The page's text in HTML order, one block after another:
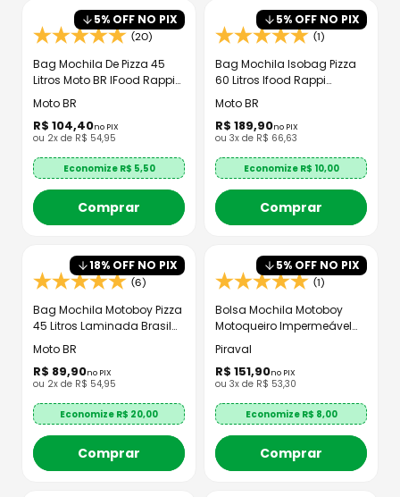
capacete aberto
5% OFF NO PIX
(20)
Bag Mochila De Pizza 45
Litros Moto BR IFood Rappi
Motoboy lsopor Laminado
Moto BR
R$ 104,40no PIX
ou 2x de R$ 54,95
Economize R$ 5,50
Comprar
5% OFF NO PIX
(1)
Bag Mochila Isobag Pizza
60 Litros Ifood Rappi
Motoboy - Moto BR
Moto BR
R$ 189,90no PIX
ou 3x de R$ 66,63
Economize R$ 10,00
Comprar
18% OFF NO PIX
(6)
Bag Mochila Motoboy Pizza
45 Litros Laminada Brasil
MOTO BR
Moto BR
R$ 89,90no PIX
ou 2x de R$ 54,95
Economize R$ 20,00
Comprar
5% OFF NO PIX
(1)
Bolsa Mochila Motoboy
Motoqueiro Impermeável
Lona Resinada
Piraval
R$ 151,90no PIX
ou 3x de R$ 53,30
Economize R$ 8,00
Comprar